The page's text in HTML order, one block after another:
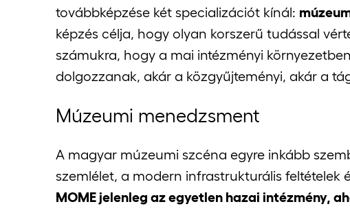
továbbképzése két specializációt kínál:
képzés célja, hogy olyan korszerű tudással
számukra, hogy a mai intézményi
dolgozzanak, akár a közgyűjteményi, akár a
Múzeumi menedzsment
A magyar múzeumi szcéna egyre inkább
szemlélet, a modern infrastrukturális feltételek
MOME jelenleg az egyetlen hazai intézmény,